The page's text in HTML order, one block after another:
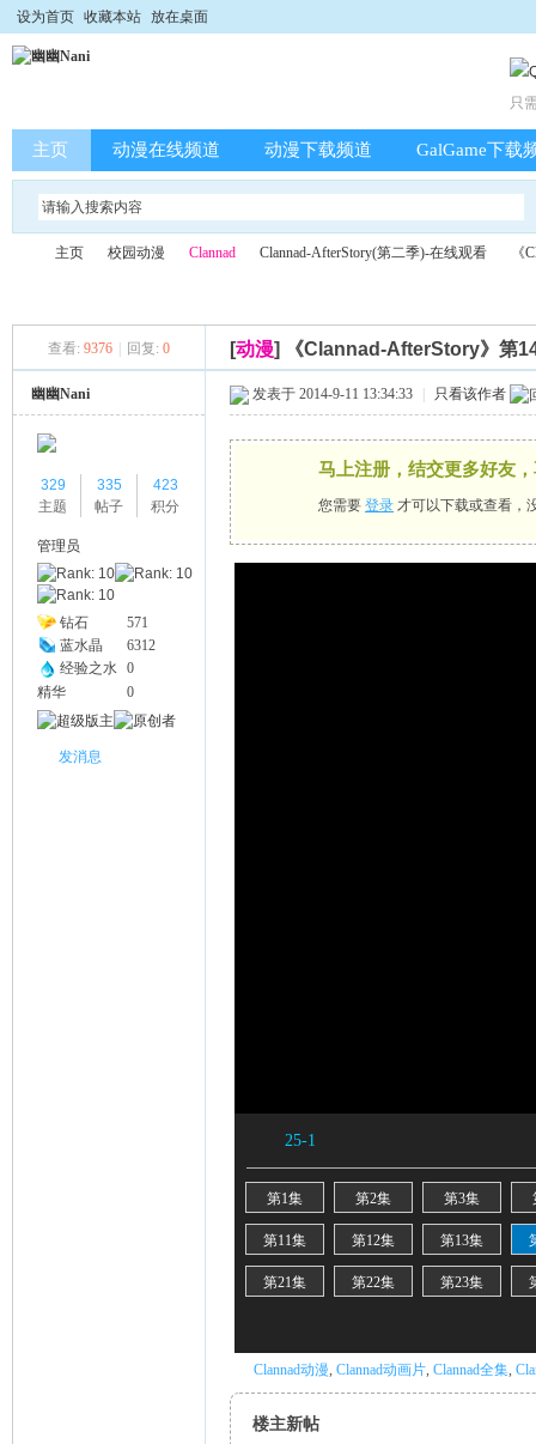
设为首页 收藏本站 放在桌面
只
主页 动漫在线频道 动漫下载频道 GalGame下载
主页
›
校园动漫
›
Clannad
›
Clannad-AfterStory(第二季)-在线观看
›
《
查看: 9376 回复: 0 [动漫] 《Clannad-AfterStory》第
幽幽Nani
329
主题
335
帖子
423
积分
管理员
钻石
571
蓝水晶
6312
经验之水 0
精华
0
发消息
发表于 2014-9-11 13:34:33 只看该作者
马上注册，结交更多好友
您需要 登录 才可以下载或查看，
Clannad动漫, Clannad动画片, Clannad全集,
楼主新帖